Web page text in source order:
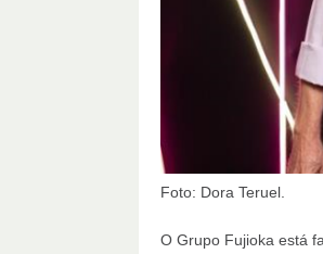
Foto: Dora Teruel.
O Grupo Fujioka está